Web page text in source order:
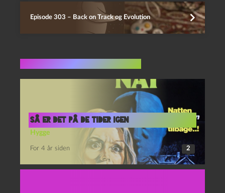
Episode 303 – Back on Track og Evolution
Så er det på de tider igen
Hygge
For 4 år siden 2